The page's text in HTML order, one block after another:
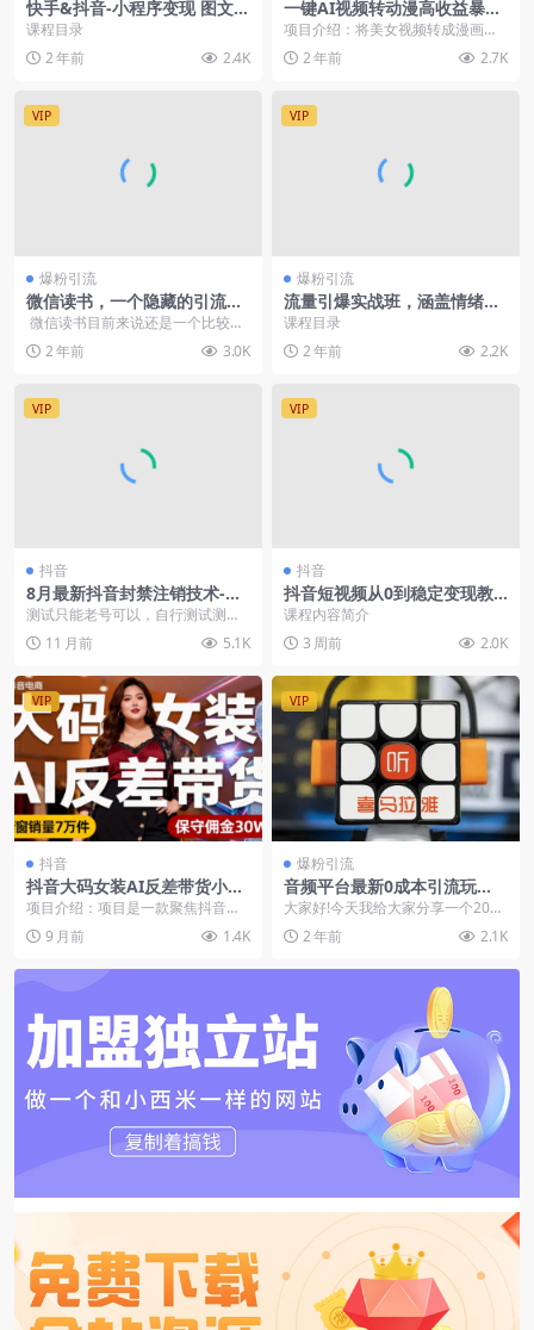
快手&抖音-小程序变现 图文运
用/小游戏项目打造/矩阵打法
与游戏发行人
课程目录
2 年前
2.4K
一键AI视频转动漫高收益暴力
涨粉
项目介绍：将美女视频转成漫画效
果，这个创意的潜力巨大。现代人
喜欢新颖的视觉体验，...
2 年前 2.7K
VIP
爆粉引流
微信读书，一个隐藏的引流宝
地，不为人知的小众打法，长
微信读书目前来说还是一个比较
新，比较小众的引流平台。大家看
完课程可以...
2 年前 3.0K
VIP
爆粉引流
流量引爆实战班，涵盖情绪触
点，剪辑技巧，投放逻辑等，
课程目录
2 年前
2.2K
VIP
抖音
8月最新抖音封禁注销技术-有
时效性（文字教程）
测试只能老号可以，自行测试​测试
手机:安卓(版本29.4)​只能登入的账
号才可以...
11 月前 5.1K
VIP
抖音
抖音短视频从0到稳定变现教
程，三维定位人设素材爆款脚
本数据复盘
课程内容简介
3 周前
2.0K
VIP
抖音
抖音大码女装AI反差带货小众
赛道，不用直播，每天6条作
品，橱窗卖7万件
项目介绍：项目是一款聚焦抖音大
码女装小众赛道的轻创业项目，以
“AI 生成反差素...
9 月前 1.4K
VIP
爆粉引流
音频平台最新0成本引流玩
法，日引流500+精准创业粉的
方法
大家好!今天我给大家分享一个2024
年我们工作室最新测试出来的引流
创业粉的方法。...
2 年前 2.1K